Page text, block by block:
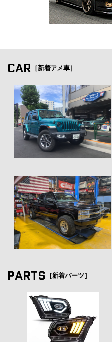
CAR ［新着アメ車］
PARTS ［新着パーツ］